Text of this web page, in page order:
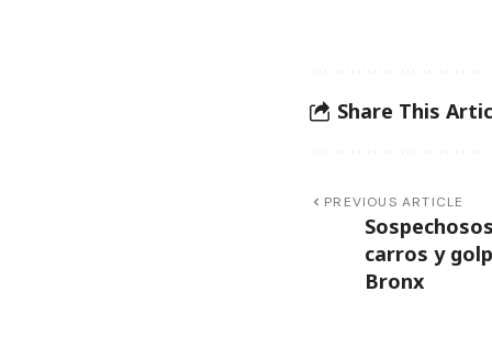
Share This
PREVIOUS ARTICLE
carros y
Bronx